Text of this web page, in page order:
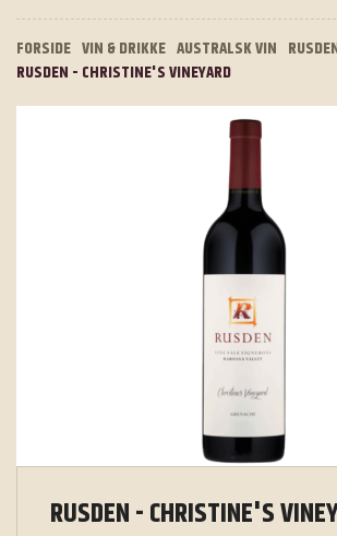
FORSIDE VIN & DRIKKE AUSTRALSK VIN
RUSDEN - CHRISTINE'S VINEYARD
RUSDEN - CHRISTINE'S